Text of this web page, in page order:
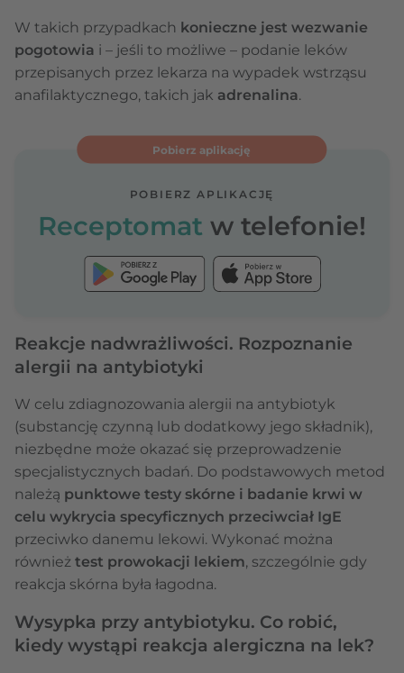
W takich przypadkach konieczne jest wezwanie
pogotowia i – jeśli to możliwe – podanie leków
przepisanych przez lekarza na wypadek wstrząsu
anafilaktycznego, takich jak adrenalina.
Pobierz aplikację
POBIERZ APLIKACJĘ
Receptomat w telefonie!
Reakcje nadwrażliwości. Rozpoznanie
alergii na antybiotyki
W celu zdiagnozowania alergii na antybiotyk
(substancję czynną lub dodatkowy jego składnik),
niezbędne może okazać się przeprowadzenie
specjalistycznych badań. Do podstawowych metod
należą punktowe testy skórne i badanie krwi w
celu wykrycia specyficznych przeciwciał IgE
przeciwko danemu lekowi. Wykonać można
również test prowokacji lekiem, szczególnie gdy
reakcja skórna była łagodna.
Wysypka przy antybiotyku. Co robić,
kiedy wystąpi reakcja alergiczna na lek?